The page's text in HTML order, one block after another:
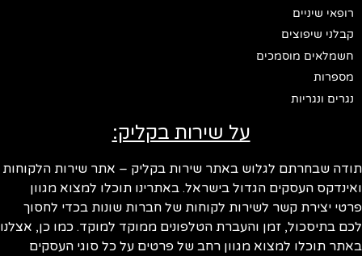
רופאי שיניים
קבלני שיפוצים
חשמלאים מוסמכים
מספרות
נגרים ונגריות
על שירות בקליק:
שבחרתם לגלוש באתר שירות בקליק – אתר שירות הלקוחות
העסקים הגדול בישראל. באתרינו תוכלו למצוא מגוון
יצירת קשר לשירות לקוחות של חברות שונות בכדי לחסוך
בתיסכול, זמן והעברת הטלפונים ממוקד למוקד. כמו כן, אצלנו
תוכלו למצוא מגוון רחב של פרטים על כל סוגי העסקים